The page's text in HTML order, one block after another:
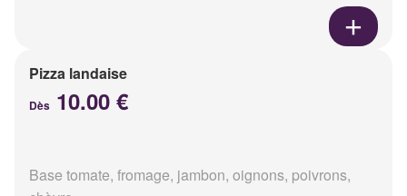
Pizza landaise
Dès 10.00 €
Base tomate, fromage, jambon, oignons, poivrons,